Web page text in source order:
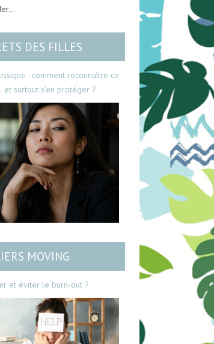
DES FILLES
: comment reconnaître ce
surtout s’en protéger ?
MOVING
et éviter le burn-out ?